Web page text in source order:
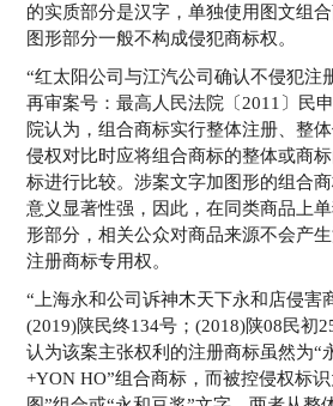
的实质部分是汉字，单独使用图文组
图形部分一般不构成侵犯商标权。
“红太阳公司与江汽公司确认不侵犯注
再审案号：最高人民法院〔2011〕民
院认为，组合商标实行整体注册、整
侵权对比时应将组合商标的整体或商
标进行比较。涉案文字加图形的组合
意义显著性强，因此，在同类商品上
形部分，相关公众对商品来源不会产
注册商标专用权。
“上海永和公司诉神木天下永和店侵害
(2019)陕民终134号；(2018)陕08民初
认为该案主张权利的注册商标虽然为“
+YON HO”组合商标，而被控侵权标